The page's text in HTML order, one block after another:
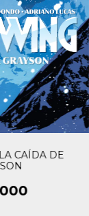
CAÍDA DE